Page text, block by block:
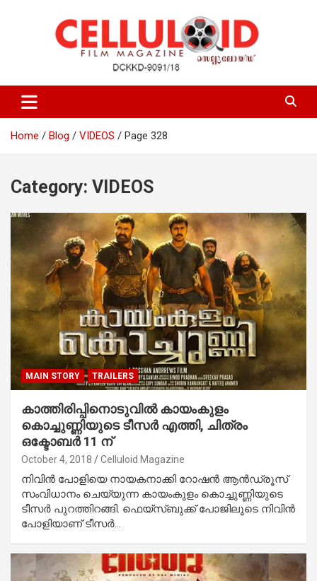
celluloid
Home Blog VIDEOS Page 328
Category: VIDEOS
MAIN STORY TRAILERS
കാത്തിരിപ്പിനൊടുവില്‍ കായംകുളം
കൊച്ചുണ്ണിയുടെ ടീസര്‍ എത്തി, ചിത്രം
ഒക്ടോബര്‍ 11 ന്‌
October 4, 2018 Celluloid Magazine
നിവിന്‍ പോളിയെ നായകനാക്കി റോഷന്‍ ആന്‍ഡ്രൂസ്
സംവിധാനം ചെയ്യുന്ന കായംകുളം കൊച്ചുണ്ണിയുടെ
ടീസര്‍ പുറത്തിറങ്ങി. ഫെയ്‌സ്ബുക്ക് പോജിലൂടെ നിവിന്‍
പോളിയാണ് ടീസര്‍…